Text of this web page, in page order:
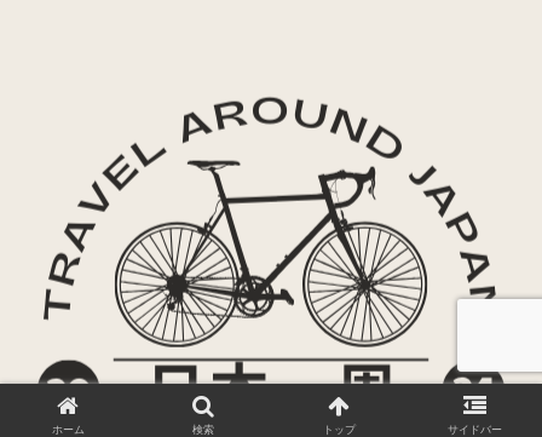
ホーム 検索 トップ サイドバー